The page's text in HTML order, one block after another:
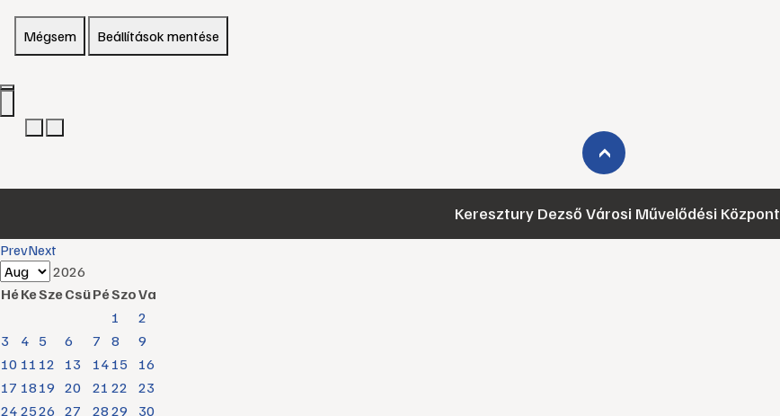
Mégsem Beállítások mentése
›
Keresztury Dezső Városi Művelődési Központ
PrevNext
2026
HéKeSzeCsüPéSzoVa
1
2
3
4 5 6 7 8
9
10 11 12 13 14 15
16
17 18 19 20 21 22
23
24 2526 27 28 29 30